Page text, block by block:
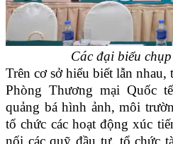
Các đại biểu
Trên cơ sở hiểu biết lẫn
Phòng Thương mại Quốc
quảng bá hình ảnh, môi
tổ chức các hoạt động xúc